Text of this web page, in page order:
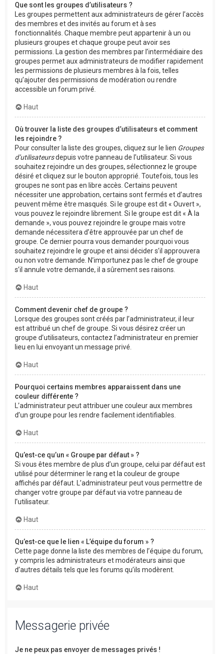
Que sont les groupes d’utilisateurs ?
Les groupes permettent aux administrateurs de gérer l’accès
des membres et des invités au forum et à ses
fonctionnalités. Chaque membre peut appartenir à un ou
plusieurs groupes et chaque groupe peut avoir ses
permissions. La gestion des membres par l’intermédiaire des
groupes permet aux administrateurs de modifier rapidement
les permissions de plusieurs membres à la fois, telles
qu’ajouter des permissions de modération ou rendre
accessible un forum privé.
Haut
Où trouver la liste des groupes d’utilisateurs et comment
les rejoindre ?
Pour consulter la liste des groupes, cliquez sur le lien Groupes
d’utilisateursdepuis votre panneau de l’utilisateur. Si vous
souhaitez rejoindre un des groupes, sélectionnez le groupe
désiré et cliquez sur le bouton approprié. Toutefois, tous les
groupes ne sont pas en libre accès. Certains peuvent
nécessiter une approbation, certains sont fermés et d’autres
peuvent même être masqués. Si le groupe est dit « Ouvert »,
vous pouvez le rejoindre librement. Si le groupe est dit « À la
demande », vous pouvez rejoindre le groupe mais votre
demande nécessitera d’être approuvée par un chef de
groupe. Ce dernier pourra vous demander pourquoi vous
souhaitez rejoindre le groupe et ainsi décider s’il approuvera
ou non votre demande. N’importunez pas le chef de groupe
s’il annule votre demande, il a sûrement ses raisons.
Haut
Comment devenir chef de groupe ?
Lorsque des groupes sont créés par l’administrateur, il leur
est attribué un chef de groupe. Si vous désirez créer un
groupe d’utilisateurs, contactez l’administrateur en premier
lieu en lui envoyant un message privé.
Haut
Pourquoi certains membres apparaissent dans une
couleur différente ?
L’administrateur peut attribuer une couleur aux membres
d’un groupe pour les rendre facilement identifiables.
Haut
Qu’est-ce qu’un « Groupe par défaut » ?
Si vous êtes membre de plus d’un groupe, celui par défaut est
utilisé pour déterminer le rang et la couleur de groupe
affichés par défaut. L’administrateur peut vous permettre de
changer votre groupe par défaut via votre panneau de
l’utilisateur.
Haut
Qu’est-ce que le lien « L’équipe du forum » ?
Cette page donne la liste des membres de l’équipe du forum,
y compris les administrateurs et modérateurs ainsi que
d’autres détails tels que les forums qu’ils modèrent.
Haut
Messagerie privée
Je ne peux pas envoyer de messages privés !